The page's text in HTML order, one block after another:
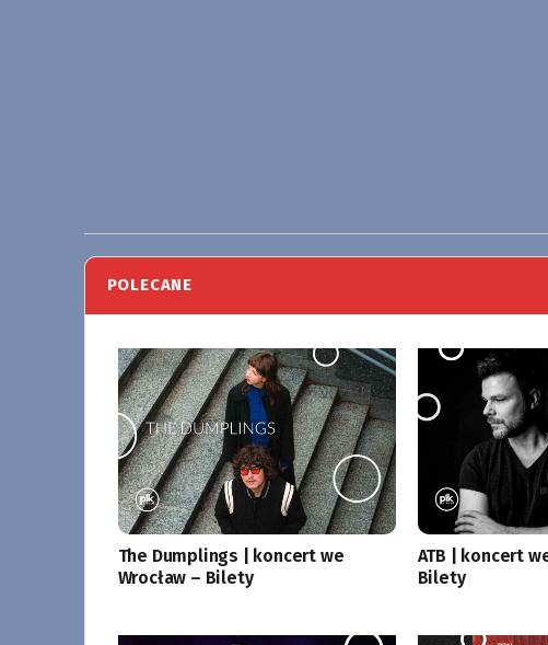
POLECANE
The Dumplings | koncert we
Wrocław – Bilety
ATB | koncert
Bilety